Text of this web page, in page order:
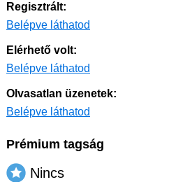
Regisztrált:
Belépve láthatod
Elérhető volt:
Belépve láthatod
Olvasatlan üzenetek:
Belépve láthatod
Prémium tagság
Nincs